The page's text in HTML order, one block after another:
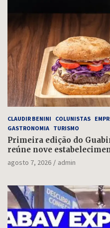
CLAUDIR BENINI COLUNISTAS
GASTRONOMIA TURISMO
Primeira edição do
reúne nove
agosto 7, 2026 admin